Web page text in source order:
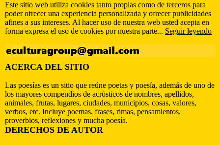
Este sitio web utiliza cookies tanto propias como de terceros para
poder ofrecer una experiencia personalizada y ofrecer publicidades
afines a sus intereses. Al hacer uso de nuestra web usted acepta en
forma expresa el uso de cookies por nuestra parte... Seguir leyendo
ACERCA DEL SITIO
Las poesías es un sitio que reúne poetas y poesía, además de uno de
los mayores compendios de acrósticos de nombres, apellidos,
animales, frutas, lugares, ciudades, municipios, cosas, valores,
verbos, etc. Incluye poemas, frases, rimas, pensamientos,
proverbios, reflexiones y mucha poesía.
DERECHOS DE AUTOR